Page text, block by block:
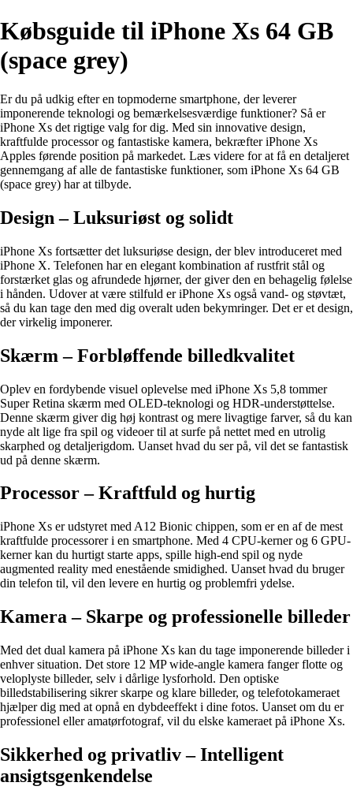
Købsguide til iPhone Xs 64 GB
(space grey)
Er du på udkig efter en topmoderne smartphone, der leverer
imponerende teknologi og bemærkelsesværdige funktioner? Så er
iPhone Xs det rigtige valg for dig. Med sin innovative design,
kraftfulde processor og fantastiske kamera, bekræfter iPhone Xs
Apples førende position på markedet. Læs videre for at få en detaljeret
gennemgang af alle de fantastiske funktioner, som iPhone Xs 64 GB
(space grey) har at tilbyde.
Design – Luksuriøst og solidt
iPhone Xs fortsætter det luksuriøse design, der blev introduceret med
iPhone X. Telefonen har en elegant kombination af rustfrit stål og
forstærket glas og afrundede hjørner, der giver den en behagelig følelse
i hånden. Udover at være stilfuld er iPhone Xs også vand- og støvtæt,
så du kan tage den med dig overalt uden bekymringer. Det er et design,
der virkelig imponerer.
Skærm – Forbløffende billedkvalitet
Oplev en fordybende visuel oplevelse med iPhone Xs 5,8 tommer
Super Retina skærm med OLED-teknologi og HDR-understøttelse.
Denne skærm giver dig høj kontrast og mere livagtige farver, så du kan
nyde alt lige fra spil og videoer til at surfe på nettet med en utrolig
skarphed og detaljerigdom. Uanset hvad du ser på, vil det se fantastisk
ud på denne skærm.
Processor – Kraftfuld og hurtig
iPhone Xs er udstyret med A12 Bionic chippen, som er en af de mest
kraftfulde processorer i en smartphone. Med 4 CPU-kerner og 6 GPU-
kerner kan du hurtigt starte apps, spille high-end spil og nyde
augmented reality med enestående smidighed. Uanset hvad du bruger
din telefon til, vil den levere en hurtig og problemfri ydelse.
Kamera – Skarpe og professionelle billeder
Med det dual kamera på iPhone Xs kan du tage imponerende billeder i
enhver situation. Det store 12 MP wide-angle kamera fanger flotte og
veloplyste billeder, selv i dårlige lysforhold. Den optiske
billedstabilisering sikrer skarpe og klare billeder, og telefotokameraet
hjælper dig med at opnå en dybdeeffekt i dine fotos. Uanset om du er
professionel eller amatørfotograf, vil du elske kameraet på iPhone Xs.
Sikkerhed og privatliv – Intelligent
ansigtsgenkendelse